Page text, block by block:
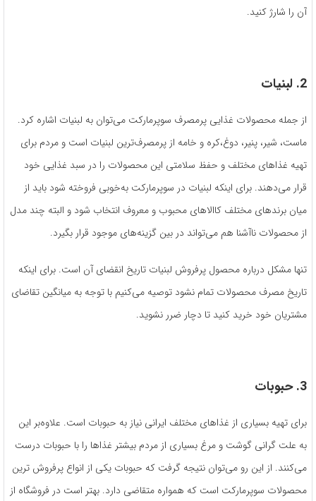
آن را شارژ کنید.
2. لبنیات
از جمله محصولات غذایی پرمصرف سوپرمارکت می‌توان به لبنیات اشاره کرد.
ماست، شیر، پنیر، دوغ،کره و خامه از پرمصرف‌ترین لبنیات است و مردم برای
تهیه غذاهای مختلف و حفظ سلامتی این محصولات را در سبد غذایی خود
قرار می‌دهند. برای اینکه لبنیات در سوپرمارکت به‌خوبی فروخته شود باید از
میان برندهای مختلف کاالاهای محبوب و معروف انتخاب شود و البته چند مدل
از محصولات ناآشنا هم می‌تواند در بین گزینه‌های موجود قرار بگیرد.
تنها مشکل درباره محصول پرفروش لبنیات تاریخ انقضای آن است. برای اینکه
تاریخ مصرف محصولات تمام نشود توصیه می‌کنیم با توجه به میانگین تقاضای
مشتریان خود خرید کنید تا دچار ضرر نشوید.
3. حبوبات
برای تهیه بسیاری از غذاهای مختلف ایرانی نیاز به حبوبات است. علاوه‌بر این
به علت گرانی گوشت و مرغ بسیاری از مردم بیشتر غذاها را با حبوبات درست
می‌کنند. از این رو می‌توان نتیجه گرفت که حبوبات یکی از انواع پرفروش ترین
محصولات سوپرمارکت است که همواره متقاضی دارد. بهتر است در فروشگاه از